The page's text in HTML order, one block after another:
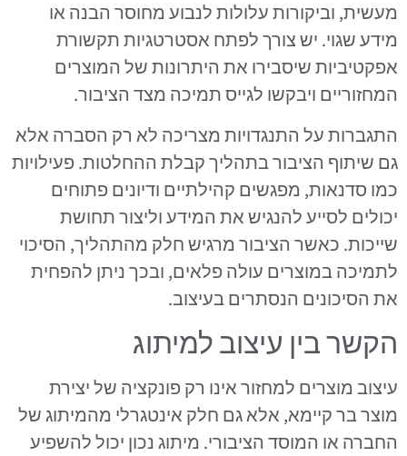
מעשית, וביקורות עלולות לנבוע מחוסר הבנה או
מידע שגוי. יש צורך לפתח אסטרטגיות תקשורת
אפקטיביות שיסבירו את היתרונות של המוצרים
המחזוריים ויבקשו לגייס תמיכה מצד הציבור.
התגברות על התנגדויות מצריכה לא רק הסברה אלא
גם שיתוף הציבור בתהליך קבלת ההחלטות. פעילויות
כמו סדנאות, מפגשים קהילתיים ודיונים פתוחים
יכולים לסייע להנגיש את המידע וליצור תחושת
שייכות. כאשר הציבור מרגיש חלק מהתהליך, הסיכוי
לתמיכה במוצרים עולה פלאים, ובכך ניתן להפחית
את הסיכונים הנסתרים בעיצוב.
הקשר בין עיצוב למיתוג
עיצוב מוצרים למחזור אינו רק פונקציה של יצירת
מוצר בר קיימא, אלא גם חלק אינטגרלי מהמיתוג של
החברה או המוסד הציבורי. מיתוג נכון יכול להשפיע